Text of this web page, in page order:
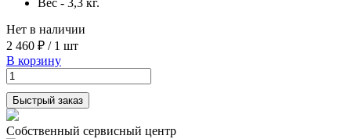
Вес - 3,3 кг.
Нет в наличии
2 460 ₽ / 1 шт
В корзину
Быстрый заказ
Собственный сервисный центр